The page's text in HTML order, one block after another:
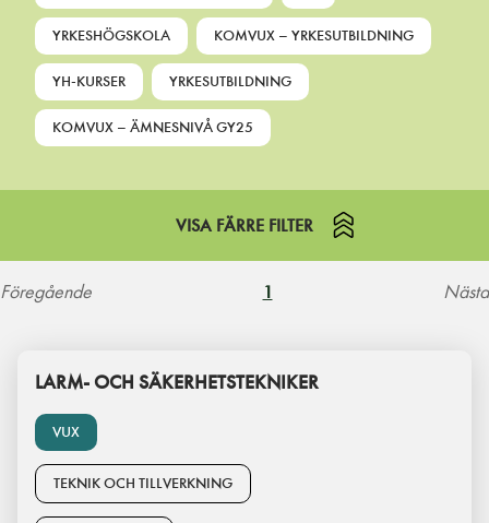
YRKESHÖGSKOLA KOMVUX – YRKESUTBILDNING
YH-KURSER YRKESUTBILDNING
KOMVUX – ÄMNESNIVÅ GY25
VISA FÄRRE FILTER
Föregående 1 Nästa
VUX
LARM- OCH SÄKERHETSTEKNIKER
TEKNIK OCH TILLVERKNING